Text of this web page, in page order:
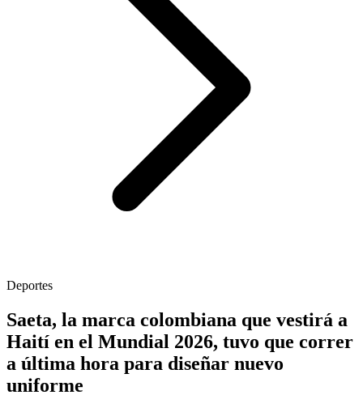
Deportes
Saeta, la marca colombiana que vestirá a
Haití en el Mundial 2026, tuvo que correr
a última hora para diseñar nuevo
uniforme